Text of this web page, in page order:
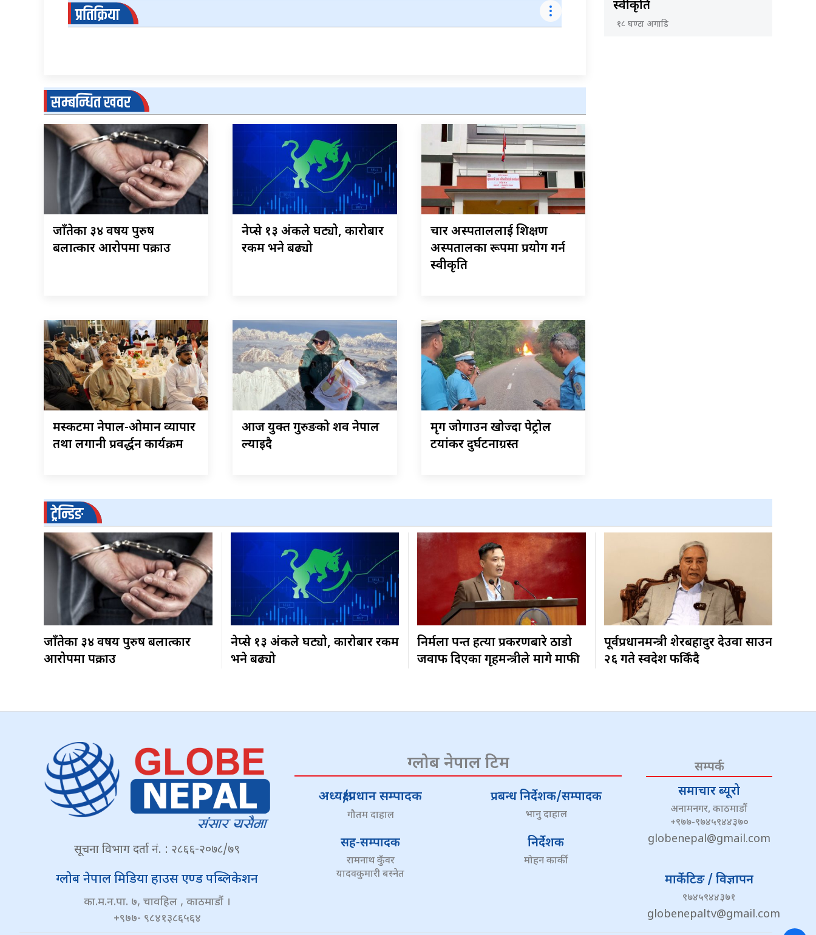
प्रतिक्रिया
सम्बन्धित खवर
जाँतेका ३४ वर्षीय पुरुष
बलात्कार आरोपमा पक्राउ
नेप्से १३ अंकले घट्यो, कारोबार
रकम भने बढ्यो
चार अस्पताललाई शिक्षण
अस्पतालका रूपमा प्रयोग गर्न
स्वीकृति
मस्कटमा नेपाल-ओमान व्यापार
तथा लगानी प्रवर्द्धन कार्यक्रम
आज युक्त गुरुङको शव नेपाल
ल्याइदै
मृग जोगाउन खोज्दा पेट्रोल
टयांकर दुर्घटनाग्रस्त
स्वीकृति
१८ घण्टा अगाडि
ट्रेन्डिङ
जाँतेका ३४ वर्षीय पुरुष बलात्कार
आरोपमा पक्राउ
नेप्से १३ अंकले घट्यो, कारोबार रकम
भने बढ्यो
निर्मला पन्त हत्या प्रकरणबारे ठाडो
जवाफ दिएका गृहमन्त्रीले मागे माफी
पूर्वप्रधानमन्त्री शेरबहादुर देउवा साउन
२६ गते स्वदेश फर्किँदै
सूचना विभाग दर्ता नं. : २८६६-२०७८/७९
ग्लोब नेपाल मिडिया हाउस एण्ड पब्लिकेशन
का.म.न.पा. ७, चावहिल , काठमाडौं ।
+९७७- ९८४१३८६५६४
ग्लोब नेपाल टिम
अध्यक्ष/प्रधान सम्पादक
गौतम दाहाल
प्रबन्ध निर्देशक/सम्पादक
भानु दाहाल
सह-सम्पादक
रामनाथ कुँवर
यादवकुमारी बस्नेत
निर्देशक
मोहन कार्की
सम्पर्क
समाचार ब्यूरो
अनामनगर, काठमाडौं
+९७७-९७४५९४४३७०
globenepal@gmail.com
मार्केटिङ / विज्ञापन
९७४५९४४३७१
globenepaltv@gmail.com